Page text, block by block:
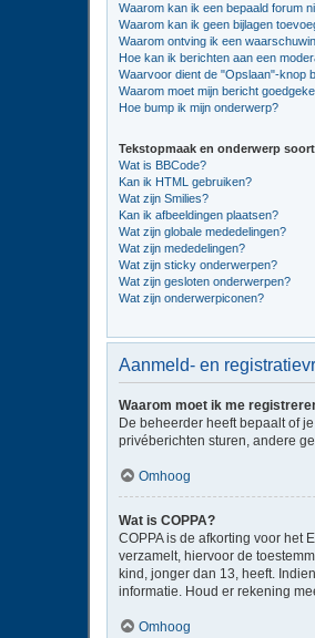
Waarom kan ik een bepaald forum
Waarom kan ik geen bijlagen
Waarom ontving ik een
Hoe kan ik berichten aan een
Waarvoor dient de "Opslaan"-knop
Waarom moet mijn bericht
Hoe bump ik mijn onderwerp?
Tekstopmaak en onderwerp
Wat is BBCode?
Kan ik HTML gebruiken?
Wat zijn Smilies?
Kan ik afbeeldingen plaatsen?
Wat zijn globale mededelingen?
Wat zijn mededelingen?
Wat zijn sticky onderwerpen?
Wat zijn gesloten onderwerpen?
Wat zijn onderwerpiconen?
Aanmeld- en
Waarom moet ik me
De beheerder heeft bepaalt of
privéberichten sturen, andere
Omhoog
Wat is COPPA?
COPPA is de afkorting voor het
verzamelt, hiervoor de
kind, jonger dan 13, heeft.
informatie. Houd er rekening
Omhoog